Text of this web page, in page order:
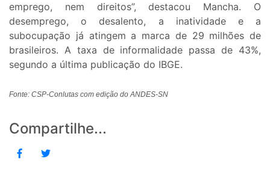
emprego, nem direitos”, destacou Mancha. O
desemprego, o desalento, a inatividade e a
subocupação já atingem a marca de 29 milhões de
brasileiros. A taxa de informalidade passa de 43%,
segundo a última publicação do IBGE.
Fonte: CSP-Conlutas com edição do ANDES-SN
Compartilhe...